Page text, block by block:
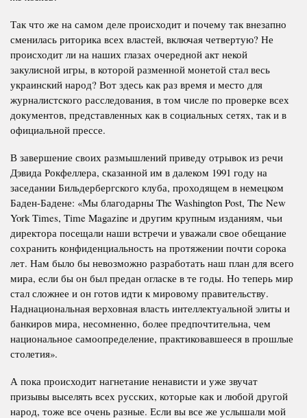
Так что же на самом деле происходит и почему так внезапно
сменилась риторика всех властей, включая четвертую? Не
происходит ли на наших глазах очередной акт некой
закулисной игры, в которой разменной монетой стал весь
украинский народ? Вот здесь как раз время и место для
журналистского расследования, в том числе по проверке всех
документов, представленных как в социальных сетях, так и в
официальной прессе.
В завершение своих размышлений приведу отрывок из речи
Дэвида Рокфеллера, сказанной им в далеком 1991 году на
заседании Бильдербергского клуба, проходящем в немецком
Баден-Бадене: «Мы благодарны The Washington Post, The New
York Times, Time Magazine и другим крупным изданиям, чьи
директора посещали наши встречи и уважали свое обещание
сохранить конфиденциальность на протяжении почти сорока
лет. Нам было бы невозможно разработать наш план для всего
мира, если бы он был предан огласке в те годы. Но теперь мир
стал сложнее и он готов идти к мировому правительству.
Наднациональная верховная власть интеллектуальной элиты и
банкиров мира, несомненно, более предпочтительна, чем
национальное самоопределение, практиковавшееся в прошлые
столетия».
А пока происходит нагнетание ненависти и уже звучат
призывы выселять всех русских, которые как и любой другой
народ, тоже все очень разные. Если вы все же услышали мой